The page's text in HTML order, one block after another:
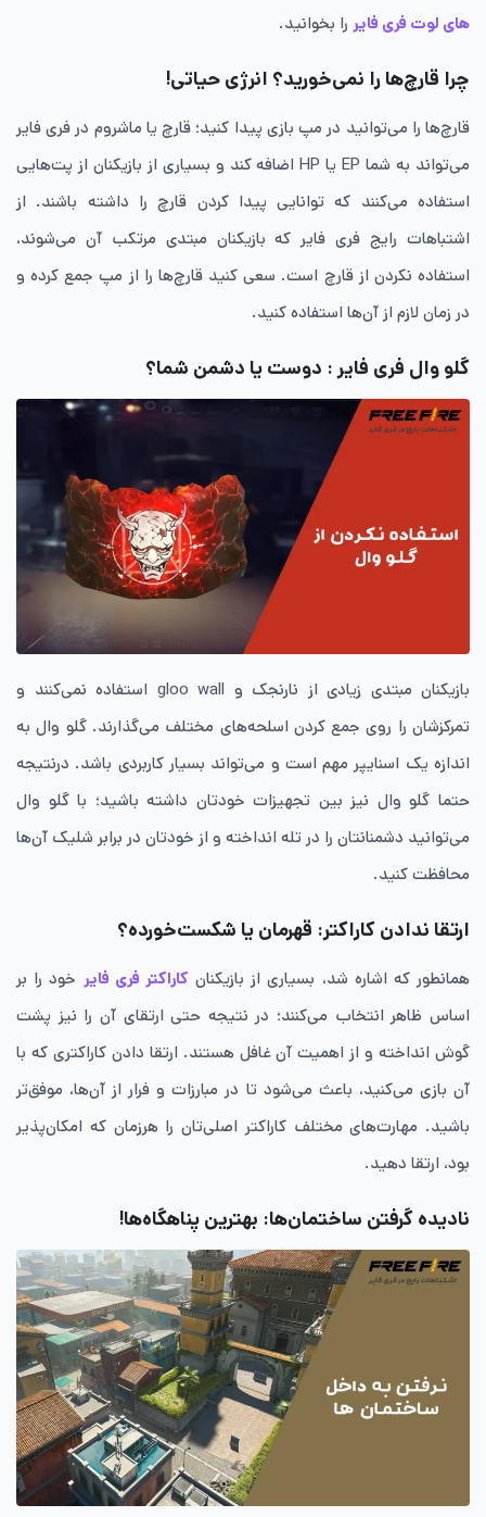
های لوت فری فایر را بخوانید.
چرا قارچ‌ها را نمی‌خورید؟ انرژی حیاتی!
قارچ‌ها را می‌توانید در مپ بازی پیدا کنید؛ قارچ یا ماشروم در فری فایر
می‌تواند به شما EP یا HP اضافه کند و بسیاری از بازیکنان از پت‌هایی
استفاده می‌کنند که توانایی پیدا کردن قارچ را داشته باشند. از
اشتباهات رایج فری فایر که بازیکنان مبتدی مرتکب آن می‌شوند،
استفاده نکردن از قارچ است. سعی کنید قارچ‌ها را از مپ جمع کرده و
در زمان لازم از آن‌ها استفاده کنید.
گلو وال فری فایر : دوست یا دشمن شما؟
بازیکنان مبتدی زیادی از نارنجک و gloo wall استفاده نمی‌کنند و
تمرکزشان را روی جمع‌ کردن اسلحه‌های مختلف می‌گذارند. گلو وال به
اندازه یک اسنایپر مهم است و می‌تواند بسیار کاربردی باشد. درنتیجه
حتما گلو وال نیز بین تجهیزات خودتان داشته باشید؛ با گلو وال
می‌توانید دشمنانتان را در تله انداخته و از خودتان در برابر شلیک آن‌ها
محافظت کنید.
ارتقا ندادن کاراکتر: قهرمان یا شکست‌خورده؟
همانطور که اشاره شد، بسیاری از بازیکنان کاراکتر فری فایر خود را بر
اساس ظاهر انتخاب می‌کنند؛ در نتیجه حتی ارتقای آن را نیز پشت
گوش انداخته و از اهمیت آن غافل هستند. ارتقا دادن کاراکتری که با
آن بازی می‌کنید، باعث می‌شود تا در مبارزات و فرار از آن‌ها، موفق‌تر
باشید. مهارت‌های مختلف کاراکتر اصلی‌تان را هرزمان که امکان‌پذیر
بود، ارتقا دهید.
نادیده گرفتن ساختمان‌ها: بهترین پناهگاه‌ها!